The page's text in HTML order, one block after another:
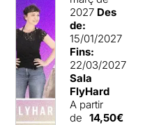
2027 Des
de:
15/01/2027
Fins:
22/03/2027
Sala
FlyHard
A partir
de 14,50€